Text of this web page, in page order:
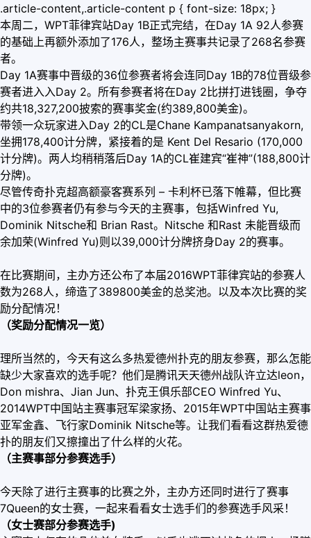
.article-content,.article-content p { font-size: 18px; }
本周二，WPT菲律宾站Day 1B正式完结，在Day 1A 92人参赛
的基础上再额外添加了176人，整场主赛事共记录了268名参赛
者。
Day 1A赛事中晋级的36位参赛者将会连同Day 1B的78位晋级参
赛者进入入Day 2。所有参赛者将在Day 2比拼打进钱圈，争夺
约共18,327,200披索的赛事奖金(约389,800美金)。
带领一众玩家进入Day 2的CL是Chane Kampanatsanyakorn,
坐拥178,400计分牌，紧接着的是 Kent Del Resario (170,000
计分牌)。两人均稍稍落后Day 1A的CL崔建宾“崔神”(188,800计
分牌)。
尽管传奇扑克超高额豪客赛系列 – 卡利杯已落下帷幕，但比赛
中的3位参赛者仍有参与今天的主赛事，包括Winfred Yu,
Dominik Nitsche和 Brian Rast。Nitsche 和Rast 未能晋级而
余加荣(Winfred Yu)则以39,000计分牌挤身Day 2的赛事。
在比赛期间，主办方还公布了本届2016WPT菲律宾站的参赛人
数为268人，缔造了389800美金的总奖池。以及本次比赛的奖
励分配情况！
（奖励分配情况一览）
理所当然的，今天有这么多热爱德州扑克的朋友参赛，那么怎能
缺少大家喜欢的选手呢？他们是腾讯天天德州战队许立达leon，
Don mishra、Jian Jun、扑克王俱乐部CEO Winfred Yu、
2014WPT中国站主赛事冠军梁家扬、2015年WPT中国站主赛事
亚军金鑫、飞行家Dominik Nitsche等。让我们看看这群热爱德
扑的朋友们又擦撞出了什么样的火花。
（主赛事部分参赛选手）
今天除了进行主赛事的比赛之外，主办方还同时进行了赛事
7Queen的女士赛，一起来看看女士选手们的参赛选手风采！
（女士赛部分参赛选手)